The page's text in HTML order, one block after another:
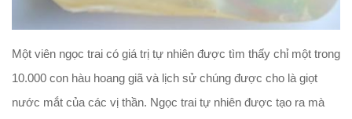
Một viên ngọc trai có giá trị tự nhiên được tìm thấy chỉ một trong
10.000 con hàu hoang giã và lịch sử chúng được cho là giọt
nước mắt của các vị thần. Ngọc trai tự nhiên được tạo ra mà